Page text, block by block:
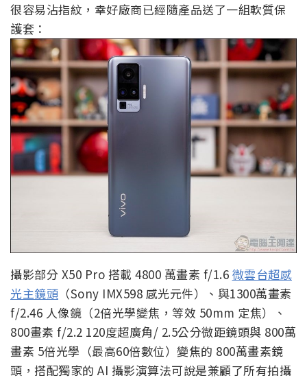
很容易沾指紋，幸好廠商已經隨產品送了一組軟質保
護套：
攝影部分 X50 Pro 搭載 4800 萬畫素 f/1.6 微雲台超感
光主鏡頭 （Sony IMX598 感光元件）、與1300萬畫素
f/2.46 人像鏡（2倍光學變焦，等效 50mm 定焦）、
800畫素 f/2.2 120度超廣角/ 2.5公分微距鏡頭與 800萬
畫素 5倍光學（最高60倍數位）變焦的 800萬畫素鏡
頭，搭配獨家的 AI 攝影演算法可說是兼顧了所有拍攝